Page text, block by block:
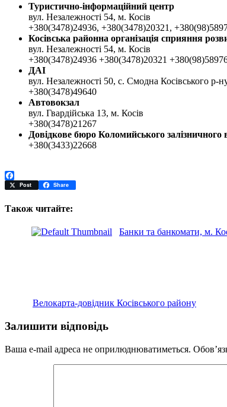
Туристично-інформаційний центр
вул. Незалежності 54, м. Косів
+380(3478)24936, +380(3478)20321,
Косівська районна організація сприяння
вул. Незалежності 54, м. Косів
+380(3478)24936 +380(3478)20321
ДАІ
вул. Незалежності 50, с. Смодна Косівського р-
+380(3478)49640
Автовокзал
вул. Гвардійська 13, м. Косів
+380(3478)21267
Довідкове бюро Коломийського залізничного
+380(3433)22668
Facebook
Post Share
Також читайте:
Банки та банкомати, м.
Велокарта-довідник Косівського району
Залишити відповідь
Ваша e-mail адреса не оприлюднюватиметься.